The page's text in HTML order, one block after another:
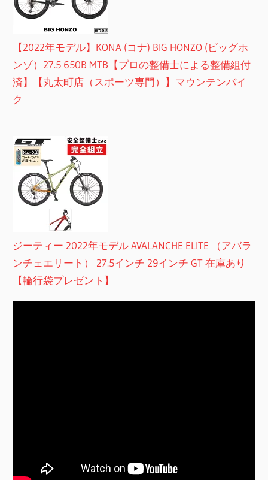
【2022年モデル】KONA (コナ) BIG HONZO (ビッグホ
ンゾ）27.5 650B MTB【プロの整備士による整備組付
済】【丸太町店（スポーツ専門）】マウンテンバイ
ク
ジーティー 2022年モデル AVALANCHE ELITE （アバラ
ンチェエリート） 27.5インチ 29インチ GT 在庫あり
【輪行袋プレゼント】